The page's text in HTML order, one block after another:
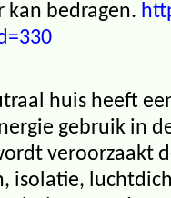
bedragen.
huis heeft
gebruik in
veroorzaakt
isolatie,